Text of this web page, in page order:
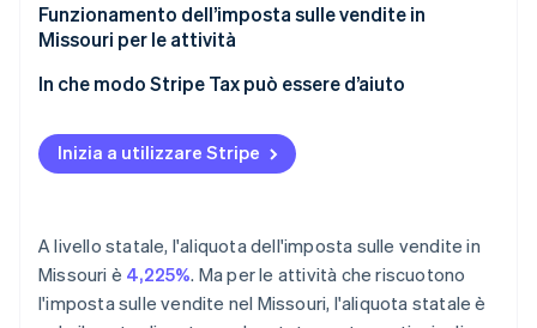
Funzionamento dell’imposta sulle vendite in
Missouri per le attività
Nesso
Tassabilità
Dichiarazione
In che modo Stripe Tax può essere d’aiuto
Inizia a utilizzare Stripe
A livello statale, l'aliquota dell'imposta sulle vendite in
Missouri è 4,225%. Ma per le attività che riscuotono
l'imposta sulle vendite nel Missouri, l'aliquota statale è